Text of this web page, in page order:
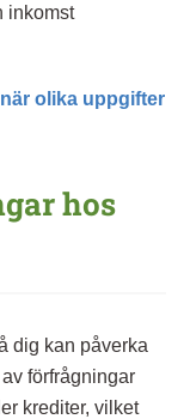
inkomst
olika uppgifter
hos
dig kan påverka
förfrågningar
krediter, vilket